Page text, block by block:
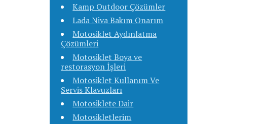
Kamp Outdoor Çözümler
Lada Niva Bakım Onarım
Motosiklet Aydınlatma
Çözümleri
Motosiklet Boya ve
restorasyon İşleri
Motosiklet Kullanım Ve
Servis Klavuzları
Motosiklete Dair
Motosikletlerim